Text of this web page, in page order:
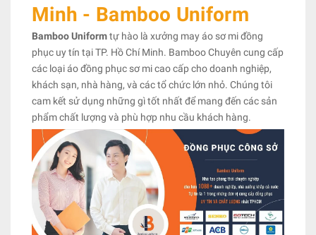
Minh - Bamboo Uniform
Bamboo Uniformtự hào là xưởng may áo sơ mi đồng
phục uy tín tại TP. Hồ Chí Minh. Bamboo Chuyên cung cấp
các loại áo đồng phục sơ mi cao cấp cho doanh nghiệp,
khách sạn, nhà hàng, và các tổ chức lớn nhỏ. Chúng tôi
cam kết sử dụng những gì tốt nhất để mang đến các sản
phẩm chất lượng và phù hợp nhu cầu khách hàng.